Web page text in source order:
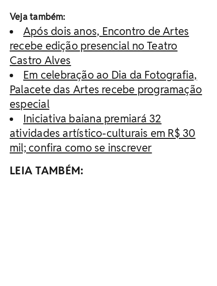
Veja também:
Após dois anos, Encontro de Artes
recebe edição presencial no Teatro
Castro Alves
Em celebração ao Dia da Fotografia,
Palacete das Artes recebe programação
especial
Iniciativa baiana premiará 32
atividades artístico-culturais em R$ 30
mil; confira como se inscrever
LEIA TAMBÉM: